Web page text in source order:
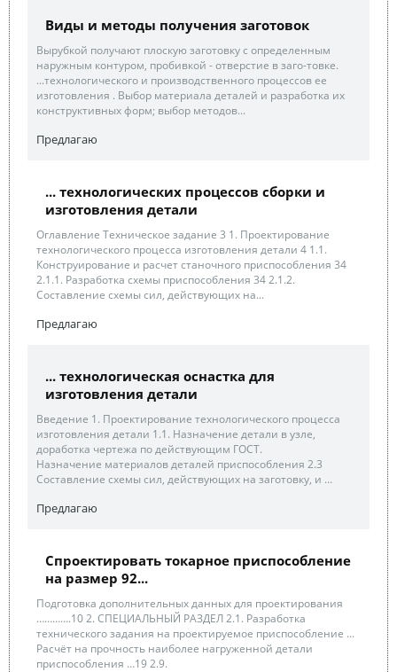
Виды и методы получения заготовок
Вырубкой получают плоскую заготовку с определенным
наружным контуром, пробивкой - отверстие в заго-товке.
...технологического и производственного процессов ее
изготовления . Выбор материала деталей и разработка их
конструктивных форм; выбор методов...
Предлагаю
... технологических процессов сборки и
изготовления детали
Оглавление Техническое задание 3 1. Проектирование
технологического процесса изготовления детали 4 1.1.
Конструирование и расчет станочного приспособления 34
2.1.1. Разработка схемы приспособления 34 2.1.2.
Составление схемы сил, действующих на...
Предлагаю
... технологическая оснастка для
изготовления детали
Введение 1. Проектирование технологического процесса
изготовления детали 1.1. Назначение детали в узле,
доработка чертежа по действующим ГОСТ.
Назначение материалов деталей приспособления 2.3
Составление схемы сил, действующих на заготовку, и ...
Предлагаю
Спроектировать токарное приспособление
на размер 92...
Подготовка дополнительных данных для проектирования
………….10 2. СПЕЦИАЛЬНЫЙ РАЗДЕЛ 2.1. Разработка
технического задания на проектируемое приспособление ...
Расчёт на прочность наиболее нагруженной детали
приспособления …19 2.9.